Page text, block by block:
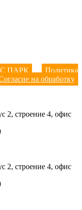
ПАРК
Политика
на обработку
2, строение 4, офис
2, строение 4, офис